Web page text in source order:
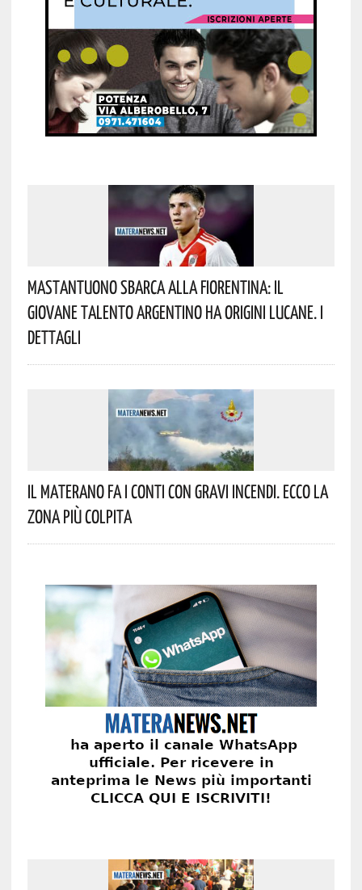
Mastantuono Sbarca Alla Fiorentina: Il
Giovane Talento Argentino Ha Origini Lucane. I
Dettagli
Il Materano Fa I Conti Con Gravi Incendi. Ecco La
Zona Più Colpita